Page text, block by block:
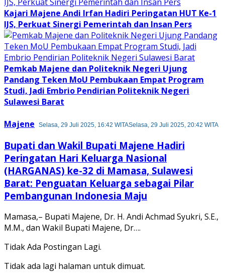
Kajari Majene Andi Irfan Hadiri Peringatan HUT Ke-1
IJS, Perkuat Sinergi Pemerintah dan Insan Pers
Pemkab Majene dan Politeknik Negeri Ujung
Pandang Teken MoU Pembukaan Empat Program
Studi, Jadi Embrio Pendirian Politeknik Negeri
Sulawesi Barat
Majene
Selasa, 29 Juli 2025, 16:42 WITASelasa, 29 Juli 2025, 20:42 WITA
Bupati dan Wakil Bupati Majene Hadiri
Peringatan Hari Keluarga Nasional
(HARGANAS) ke-32 di Mamasa, Sulawesi
Barat: Penguatan Keluarga sebagai Pilar
Pembangunan Indonesia Maju
Mamasa,– Bupati Majene, Dr. H. Andi Achmad Syukri, S.E.,
M.M., dan Wakil Bupati Majene, Dr….
Tidak Ada Postingan Lagi.
Tidak ada lagi halaman untuk dimuat.